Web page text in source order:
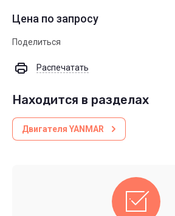
Цена по запросу
Поделиться
Распечатать
Находится в разделах
Двигателя YANMAR